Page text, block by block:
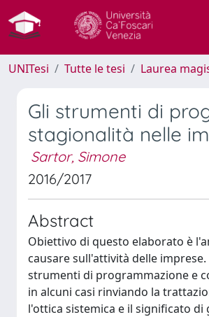
UNITesi Tutte le tesi Laurea
Gli strumenti di
stagionalità nelle
Sartor, Simone
2016/2017
Abstract
Obiettivo di questo elaborato è
causare sull'attività delle
strumenti di programmazione e
in alcuni casi rinviando la
l'ottica sistemica e il significato